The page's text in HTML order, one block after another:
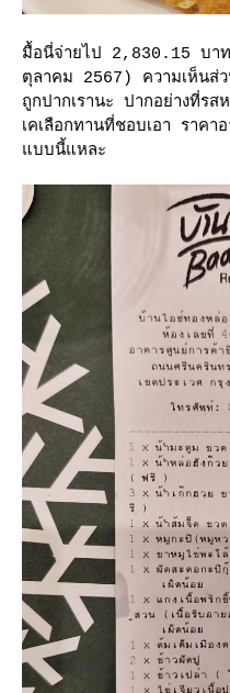
มื้อนี่จ่ายไป 2,830.15 บ
ตุลาคม 2567) ความเห็นส่ว
ถูกปากเรานะ ปากอย่างที่รส
เคเลือกทานที่ชอบเอา ราคา
บบนี้แหละ